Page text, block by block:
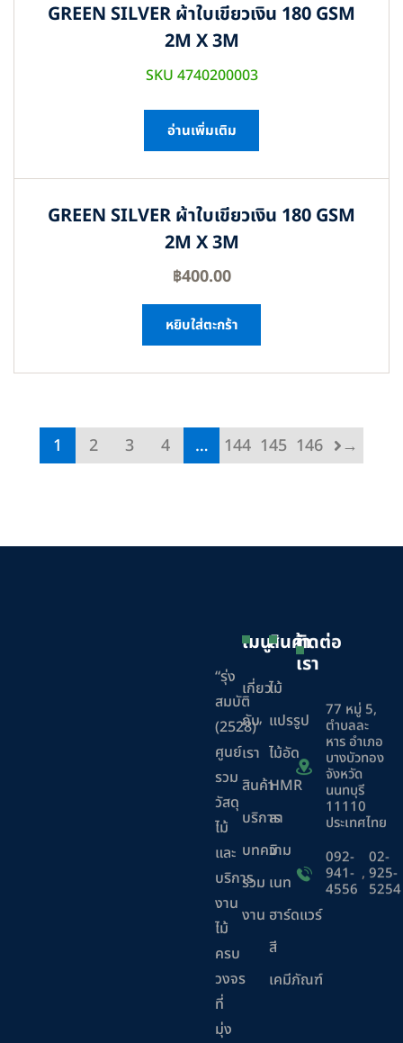
GREEN SILVER ผ้าใบเขียวเงิน 180 GSM
2M X 3M
SKU 4740200003
อ่านเพิ่มเติม
GREEN SILVER ผ้าใบเขียวเงิน 180 GSM
2M X 3M
฿400.00
หยิบใส่ตะกร้า
1 2 3 4 … 144 145 146 →
“รุ่ง
สมบัติ
(2528)”
ศูนย์
รวม
วัสดุ
ไม้
และ
บริการ
งาน
ไม้
ครบ
วงจร
ที่
มุ่ง
เมนู
เกี่ยว
กับ
เรา
สินค้า
บริการ
บทความ
ร่วม
งาน
สินค้า
ไม้
แปรรูป
ไม้อัด
HMR
ลา
มิ
เนท
ฮาร์ดแวร์
สี
เคมีภัณฑ์
ติดต่อ
เรา
77 หมู่ 5,
ตำบลละ
หาร อำเภอ
บางบัวทอง
จังหวัด
นนทบุรี
11110
ประเทศไทย
092-
941-
4556
,
02-
925-
5254